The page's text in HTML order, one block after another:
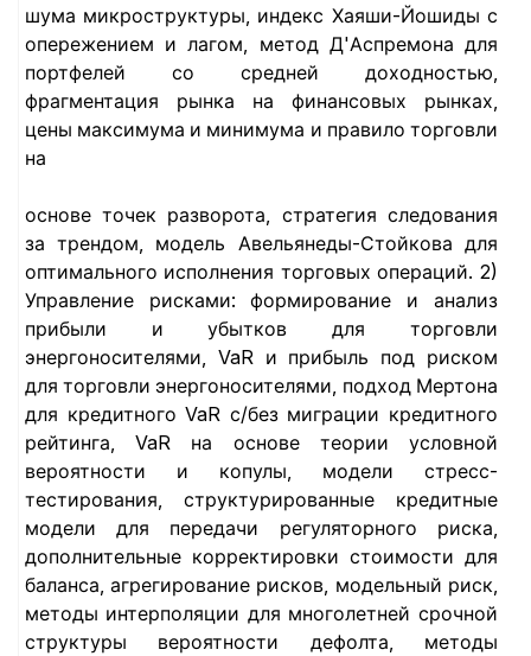
шума микроструктуры, индекс Хаяши-Йошиды с
опережением и лагом, метод Д'Аспремона для
портфелей со средней доходностью,
фрагментация рынка на финансовых рынках,
цены максимума и минимума и правило торговли
на
основе точек разворота, стратегия следования
за трендом, модель Авельянеды-Стойкова для
оптимального исполнения торговых операций. 2)
Управление рисками: формирование и анализ
прибыли и убытков для торговли
энергоносителями, VaR и прибыль под риском
для торговли энергоносителями, подход Мертона
для кредитного VaR с/без миграции кредитного
рейтинга, VaR на основе теории условной
вероятности и копулы, модели стресс-
тестирования, структурированные кредитные
модели для передачи регуляторного риска,
дополнительные корректировки стоимости для
баланса, агрегирование рисков, модельный риск,
методы интерполяции для многолетней срочной
структуры вероятности дефолта, методы